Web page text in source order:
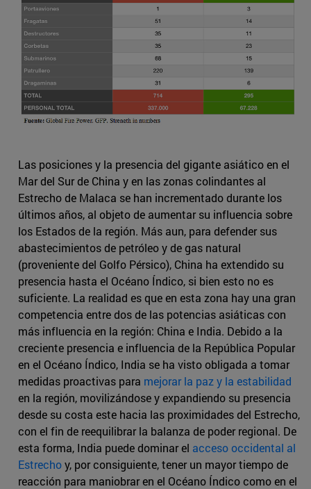
Las posiciones y la presencia del gigante asiático en el
Mar del Sur de China y en las zonas colindantes al
Estrecho de Malaca se han incrementado durante los
últimos años, al objeto de aumentar su influencia sobre
los Estados de la región. Más aun, para defender sus
abastecimientos de petróleo y de gas natural
(proveniente del Golfo Pérsico), China ha extendido su
presencia hasta el Océano Índico, si bien esto no es
suficiente. La realidad es que en esta zona hay una gran
competencia entre dos de las potencias asiáticas con
más influencia en la región: China e India. Debido a la
creciente presencia e influencia de la República Popular
en el Océano Índico, India se ha visto obligada a tomar
medidas proactivas para mejorar la paz y la estabilidad
en la región, movilizándose y expandiendo su presencia
desde su costa este hacia las proximidades del Estrecho,
con el fin de reequilibrar la balanza de poder regional. De
esta forma, India puede dominar el acceso occidental al
Estrechoy, por consiguiente, tener un mayor tiempo de
reacción para maniobrar en el Océano Índico como en el